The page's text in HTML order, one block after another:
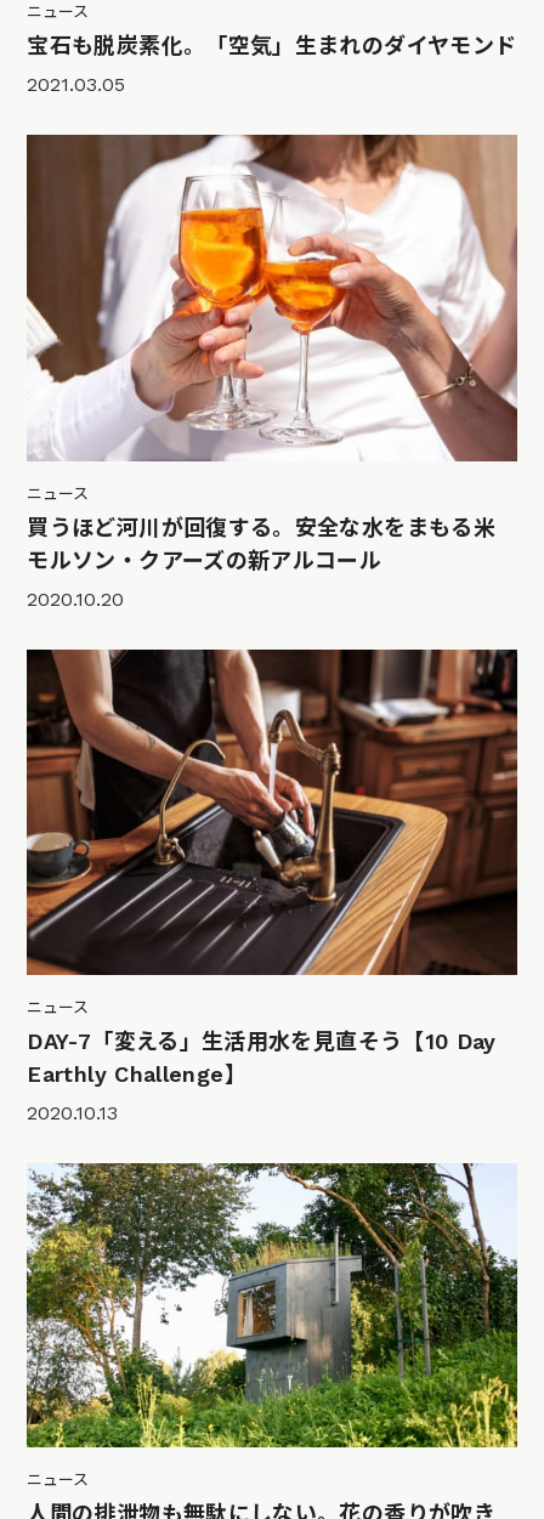
ニュース
宝石も脱炭素化。「空気」生まれのダイヤモンド
2021.03.05
ニュース
買うほど河川が回復する。安全な水をまもる米
モルソン・クアーズの新アルコール
2020.10.20
ニュース
DAY-7「変える」生活用水を見直そう【10 Day
Earthly Challenge】
2020.10.13
ニュース
人間の排泄物も無駄にしない。花の香りが吹き